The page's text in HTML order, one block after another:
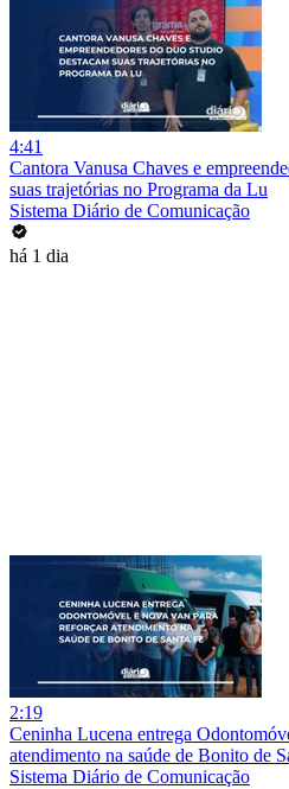
4:41
Cantora Vanusa Chaves e
suas trajetórias no Programa da Lu
Sistema Diário de Comunicação
há 1 dia
2:19
Ceninha Lucena entrega
atendimento na saúde de Bonito de
Sistema Diário de Comunicação